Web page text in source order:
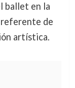
ballet en la
referente de
artística.